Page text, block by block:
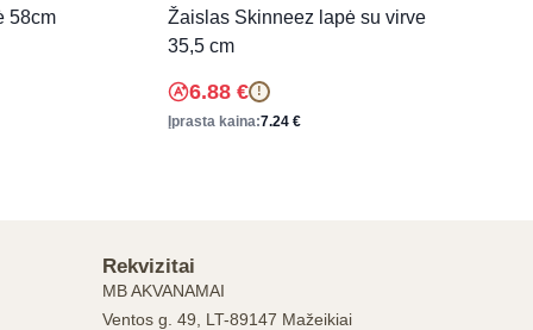
58cm
Žaislas Skinneez lapė su virve
35,5 cm
6.88 € !
Įprasta kaina:7.24 €
Rekvizitai
MB AKVANAMAI
Ventos g. 49, LT-89147 Mažeikiai